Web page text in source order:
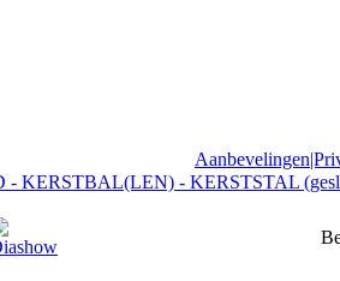
- KERSTBAL(LEN) - KERSTSTAL